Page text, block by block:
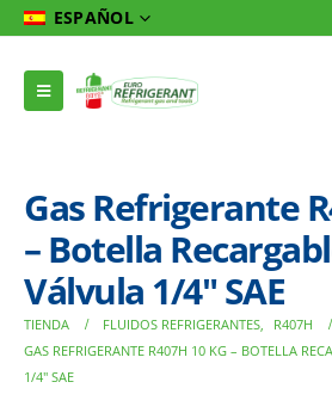
ESPAÑOL
Gas Refrigerante
– Botella
Válvula 1/4″ SAE
TIENDA FLUIDOS REFRIGERANTES,
R407H
GAS REFRIGERANTE R407H 10 KG – BOTELLA
1/4″ SAE